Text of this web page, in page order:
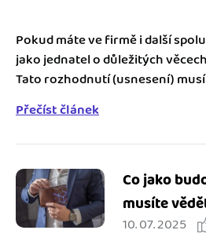
Pokud máte ve firmě i další
jako jednatel o důležitých
Tato rozhodnutí (usnesení)
Přečíst článek
Co jako
musíte
kapitálu
10. 07. 2025